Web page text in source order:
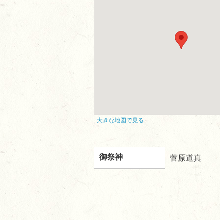
大きな地図で見る
御祭神 菅原道真